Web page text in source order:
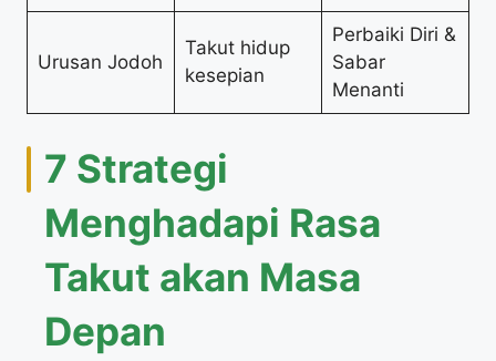
Urusan Jodoh
Takut hidup
kesepian
Perbaiki Diri &
Sabar
Menanti
7 Strategi
Menghadapi Rasa
Takut akan Masa
Depan